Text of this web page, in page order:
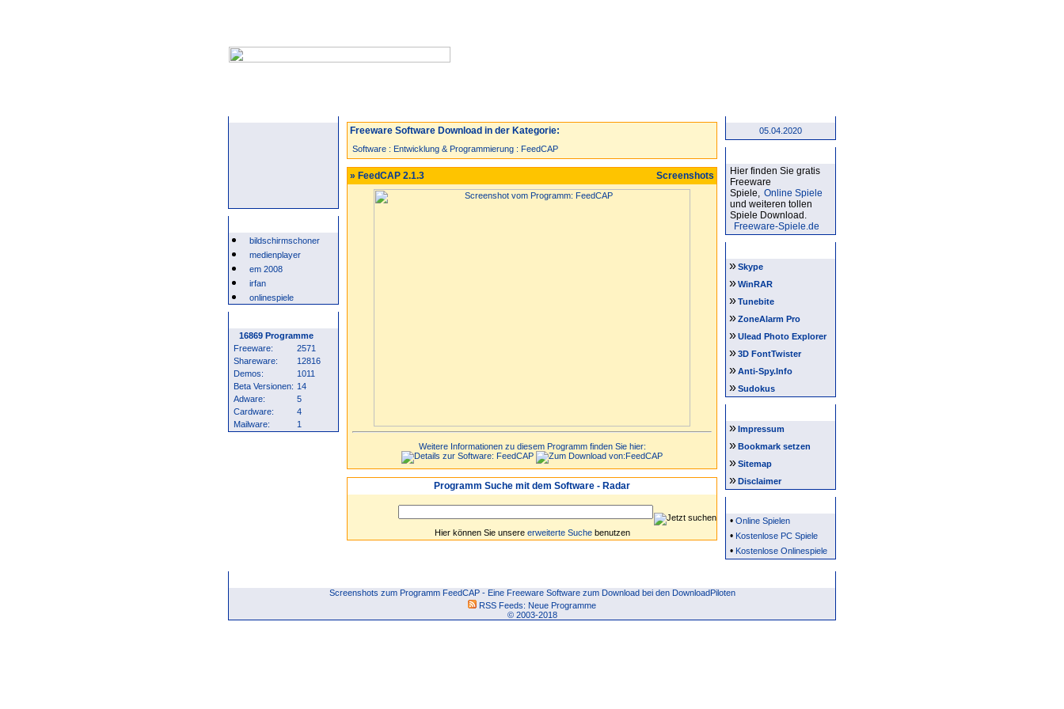
bildschirmschoner
medienplayer
em 2008
irfan
onlinespiele
16869 Programme
Freeware:
2571
Shareware:
12816
Demos:
1011
Beta Versionen: 14
Adware:
5
Cardware:
4
Mailware:
1
Freeware Software Download in der Kategorie:
Software : Entwicklung & Programmierung : FeedCAP
» FeedCAP 2.1.3 Screenshots
Weitere Informationen zu diesem Programm finden Sie hier:
Programm Suche mit dem Software - Radar
Hier können Sie unsere erweiterte Suchebenutzen
05.04.2020
Hier finden Sie gratis
Freeware
Spiele, Online Spiele
und weiteren tollen
Spiele Download.
Freeware-Spiele.de
»Skype
»WinRAR
»Tunebite
»ZoneAlarm Pro
»Ulead Photo Explorer
»3D FontTwister
»Anti-Spy.Info
»Sudokus
»Impressum
»Bookmark setzen
»Sitemap
»Disclaimer
• Online Spielen
• Kostenlose PC Spiele
• Kostenlose Onlinespiele
Screenshots zum Programm FeedCAP - Eine Freeware Software zum Download bei den DownloadPiloten
RSS Feeds: Neue Programme
© 2003-2018